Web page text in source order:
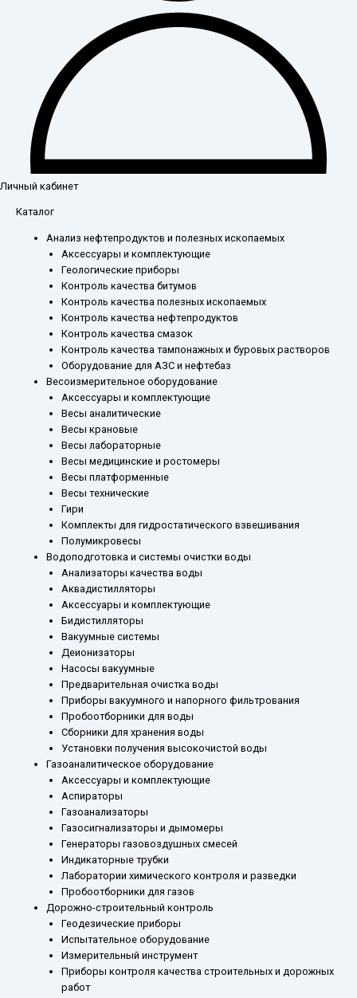
Личный кабинет
Каталог
Анализ нефтепродуктов и полезных ископаемых
Аксессуары и комплектующие
Геологические приборы
Контроль качества битумов
Контроль качества полезных ископаемых
Контроль качества нефтепродуктов
Контроль качества смазок
Контроль качества тампонажных и буровых растворов
Оборудование для АЗС и нефтебаз
Весоизмерительное оборудование
Аксессуары и комплектующие
Весы аналитические
Весы крановые
Весы лабораторные
Весы медицинские и ростомеры
Весы платформенные
Весы технические
Гири
Комплекты для гидростатического взвешивания
Полумикровесы
Водоподготовка и системы очистки воды
Анализаторы качества воды
Аквадистилляторы
Аксессуары и комплектующие
Бидистилляторы
Вакуумные системы
Деионизаторы
Насосы вакуумные
Предварительная очистка воды
Приборы вакуумного и напорного фильтрования
Пробоотборники для воды
Сборники для хранения воды
Установки получения высокочистой воды
Газоаналитическое оборудование
Аксессуары и комплектующие
Аспираторы
Газоанализаторы
Газосигнализаторы и дымомеры
Генераторы газовоздушных смесей
Индикаторные трубки
Лаборатории химического контроля и разведки
Пробоотборники для газов
Дорожно-строительный контроль
Геодезические приборы
Испытательное оборудование
Измерительный инструмент
Приборы контроля качества строительных и дорожных
работ